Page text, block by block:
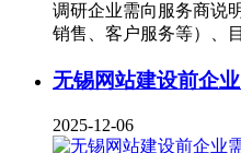
调研企业需向服务商说
销售、客户服务等）、
无锡网站建设前企
2025-12-06